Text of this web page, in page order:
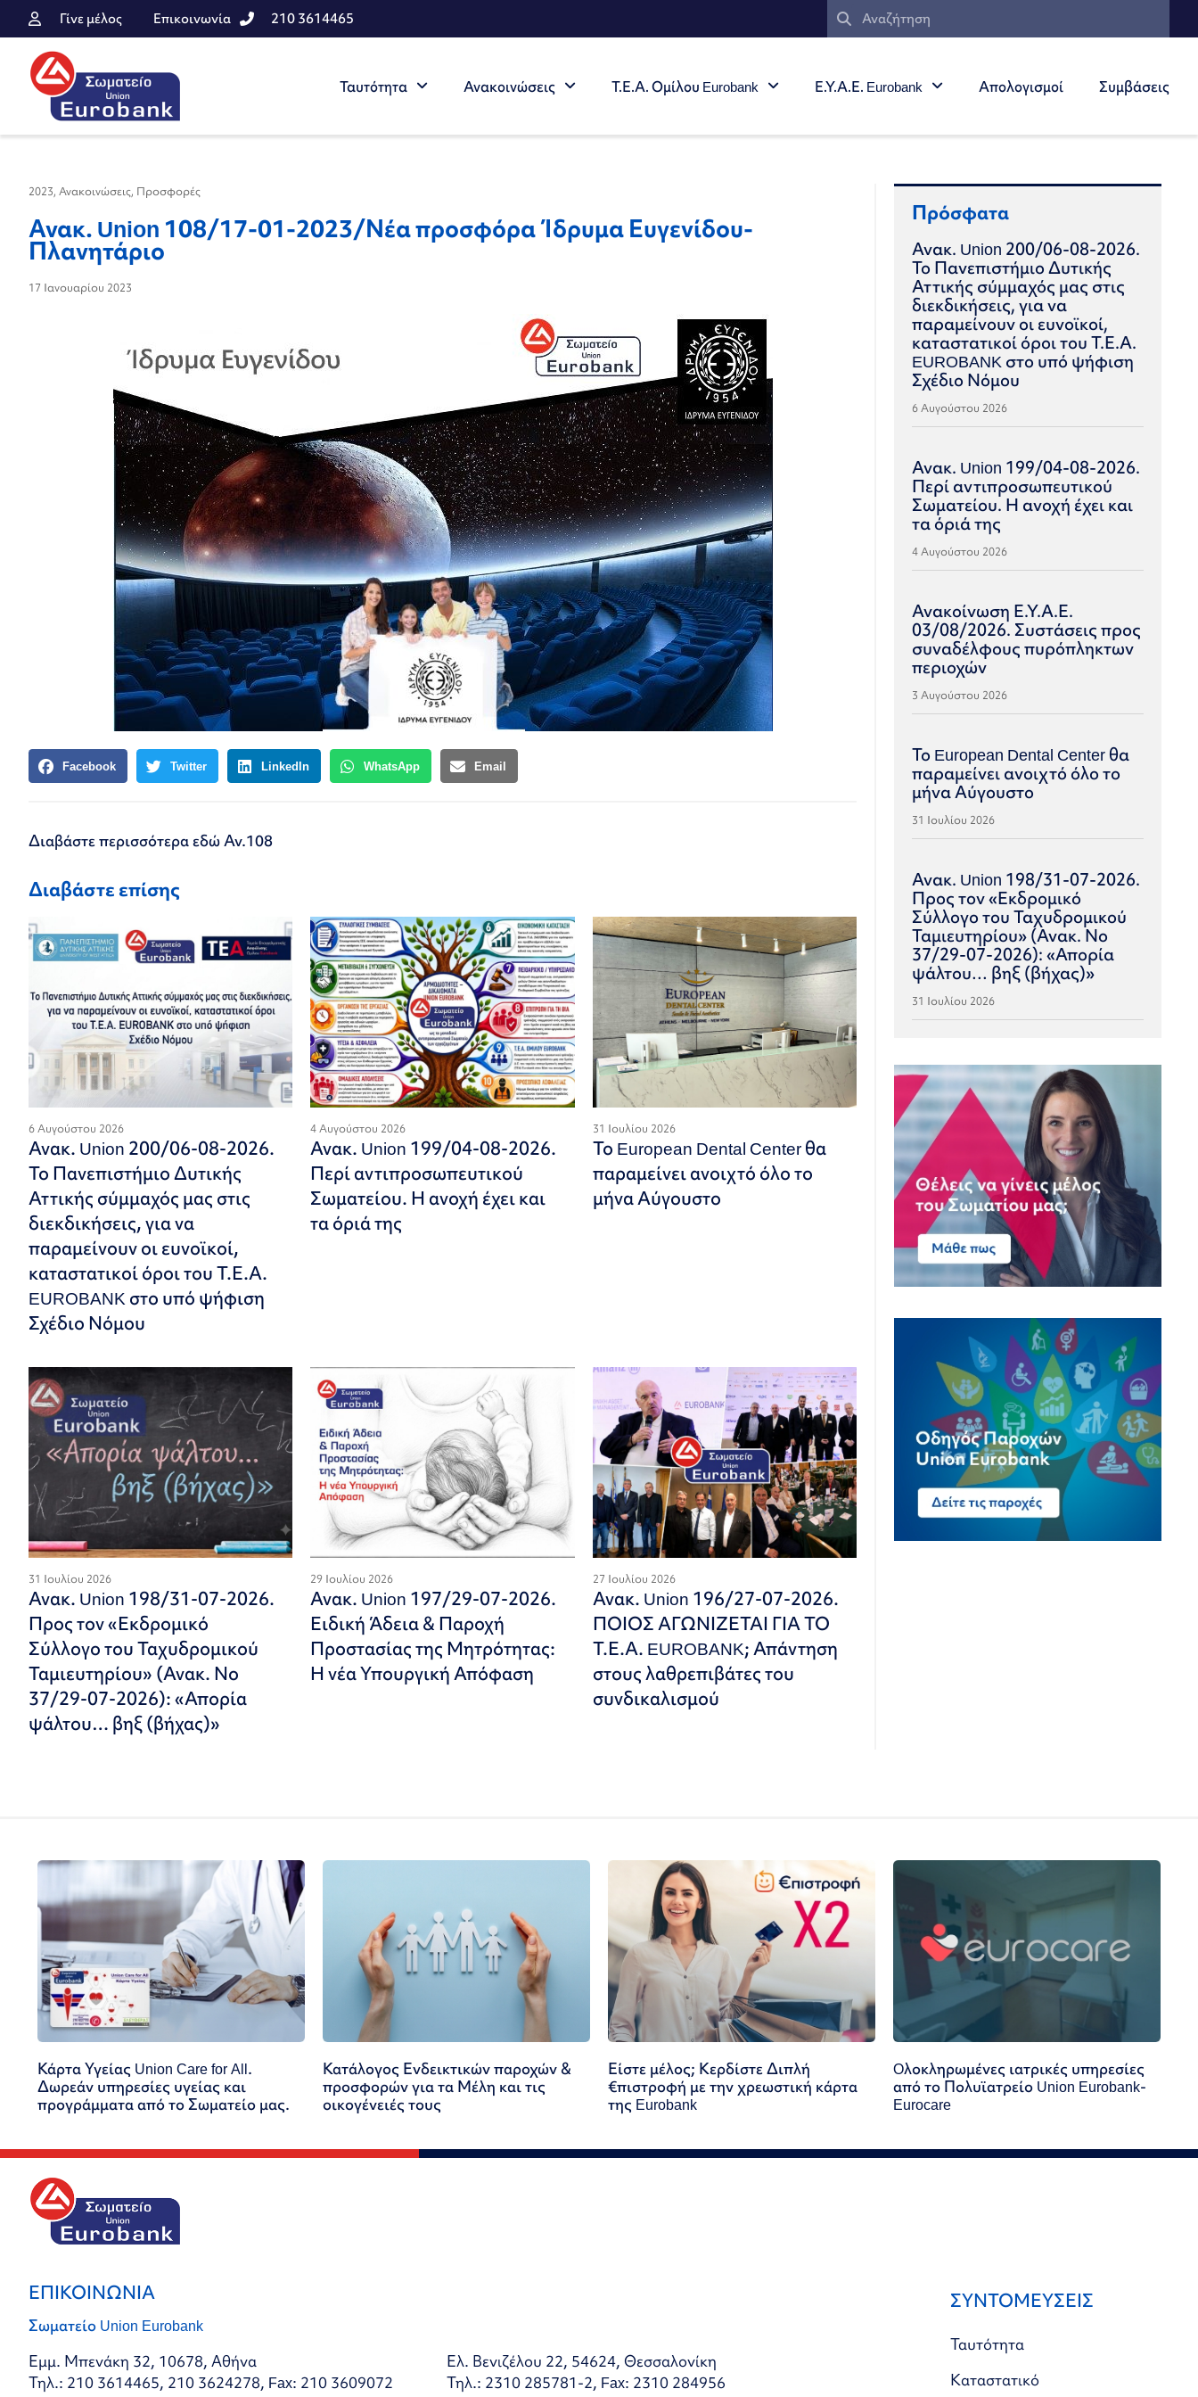
Γίνε μέλος Επικοινωνία 210 3614465
Ταυτότητα Ανακοινώσεις Τ.Ε.Α. Ομίλου Eurobank Ε.Υ.Α.Ε. Eurobank Απολογισμοί Συμβάσεις
2023, Ανακοινώσεις, Προσφορές
Ανακ. Union 108/17-01-2023/Νέα προσφόρα Ίδρυμα Ευγενίδου-
Πλανητάριο
17 Ιανουαρίου 2023
Facebook Twitter LinkedIn WhatsApp Email
Διαβάστε περισσότερα εδώΑν.108
Διαβάστε επίσης
6 Αυγούστου 2026
Ανακ. Union 200/06-08-2026.
Το Πανεπιστήμιο Δυτικής
Αττικής σύμμαχός μας στις
διεκδικήσεις, για να
παραμείνουν οι ευνοϊκοί,
καταστατικοί όροι του Τ.Ε.Α.
EUROBANK στο υπό ψήφιση
Σχέδιο Νόμου
4 Αυγούστου 2026
Ανακ. Union 199/04-08-2026.
Περί αντιπροσωπευτικού
Σωματείου. Η ανοχή έχει και
τα όριά της
31 Ιουλίου 2026
Το European Dental Center θα
παραμείνει ανοιχτό όλο το
μήνα Αύγουστο
31 Ιουλίου 2026
Ανακ. Union 198/31-07-2026.
Προς τον «Εκδρομικό
Σύλλογο του Ταχυδρομικού
Ταμιευτηρίου» (Ανακ. Νο
37/29-07-2026): «Απορία
ψάλτου… βηξ (βήχας)»
29 Ιουλίου 2026
Ανακ. Union 197/29-07-2026.
Ειδική Άδεια & Παροχή
Προστασίας της Μητρότητας:
Η νέα Υπουργική Απόφαση
27 Ιουλίου 2026
Ανακ. Union 196/27-07-2026.
ΠΟΙΟΣ ΑΓΩΝΙΖΕΤΑΙ ΓΙΑ ΤΟ
Τ.Ε.Α. EUROBANK; Απάντηση
στους λαθρεπιβάτες του
συνδικαλισμού
Πρόσφατα
Ανακ. Union 200/06-08-2026.
Το Πανεπιστήμιο Δυτικής
Αττικής σύμμαχός μας στις
διεκδικήσεις, για να
παραμείνουν οι ευνοϊκοί,
καταστατικοί όροι του Τ.Ε.Α.
EUROBANK στο υπό ψήφιση
Σχέδιο Νόμου
6 Αυγούστου 2026
Ανακ. Union 199/04-08-2026.
Περί αντιπροσωπευτικού
Σωματείου. Η ανοχή έχει και
τα όριά της
4 Αυγούστου 2026
Ανακοίνωση Ε.Υ.Α.Ε.
03/08/2026. Συστάσεις προς
συναδέλφους πυρόπληκτων
περιοχών
3 Αυγούστου 2026
Το European Dental Center θα
παραμείνει ανοιχτό όλο το
μήνα Αύγουστο
31 Ιουλίου 2026
Ανακ. Union 198/31-07-2026.
Προς τον «Εκδρομικό
Σύλλογο του Ταχυδρομικού
Ταμιευτηρίου» (Ανακ. Νο
37/29-07-2026): «Απορία
ψάλτου… βηξ (βήχας)»
31 Ιουλίου 2026
Κάρτα Υγείας Union Care for All.
Δωρεάν υπηρεσίες υγείας και
προγράμματα από το Σωματείο μας.
Κατάλογος Ενδεικτικών παροχών &
προσφορών για τα Μέλη και τις
οικογένειές τους
Είστε μέλος; Κερδίστε Διπλή
€πιστροφή με την χρεωστική κάρτα
της Eurobank
Oλοκληρωμένες ιατρικές υπηρεσίες
από το Πολυϊατρείο Union Eurobank-
Eurocare
ΕΠΙΚΟΙΝΩΝΙΑ
Σωματείο Union Eurobank
Εμμ. Μπενάκη 32, 10678, Αθήνα
Τηλ.: 210 3614465, 210 3624278, Fax: 210 3609072
Ελ. Βενιζέλου 22, 54624, Θεσσαλονίκη
Τηλ.: 2310 285781-2, Fax: 2310 284956
ΣΥΝΤΟΜΕΥΣΕΙΣ
Ταυτότητα
Καταστατικό